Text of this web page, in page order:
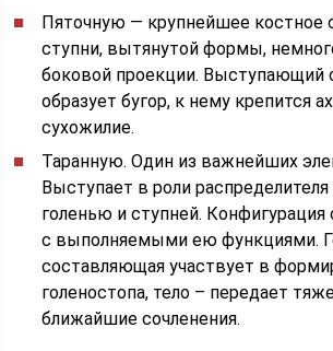
Пяточную — крупнейшее костное
ступни, вытянутой формы,
боковой проекции. Выступающий
образует бугор, к нему крепится
сухожилие.
Таранную. Один из важнейших
Выступает в роли
голенью и ступней. Конфигурация
с выполняемыми ею функциями.
составляющая участвует в
голеностопа, тело – передает
ближайшие сочленения.